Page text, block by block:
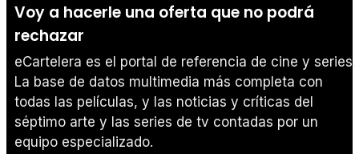
Voy a hacerle una oferta que no podrá
rechazar
eCartelera es el portal de referencia de cine y series.
La base de datos multimedia más completa con
todas las películas, y las noticias y críticas del
séptimo arte y las series de tv contadas por un
equipo especializado.